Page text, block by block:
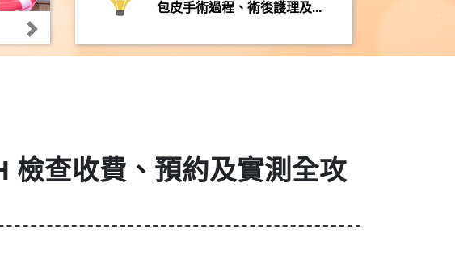
包皮手術過程、術後護理及...
檢查收費、預約及實測全攻